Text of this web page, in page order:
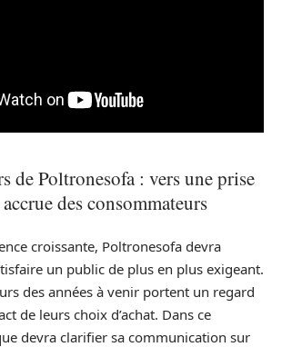
de Poltronesofa : vers une prise
des consommateurs
croissante, Poltronesofa devra
un public de plus en plus exigeant.
des années à venir portent un regard
de leurs choix d’achat. Dans ce
devra clarifier sa communication sur